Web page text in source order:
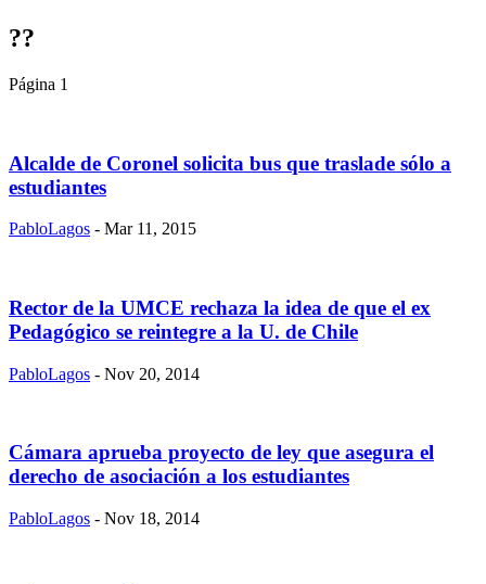
??
Página 1
Alcalde de Coronel solicita bus que traslade sólo a
estudiantes
PabloLagos - Mar 11, 2015
Rector de la UMCE rechaza la idea de que el ex
Pedagógico se reintegre a la U. de Chile
PabloLagos - Nov 20, 2014
Cámara aprueba proyecto de ley que asegura el
derecho de asociación a los estudiantes
PabloLagos - Nov 18, 2014